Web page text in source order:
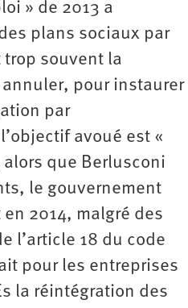
» de 2013 a
plans sociaux par
souvent la
pour instaurer
par
avoué est «
que Berlusconi
le gouvernement
2014, malgré des
l’article 18 du code
pour les entreprises
la réintégration des